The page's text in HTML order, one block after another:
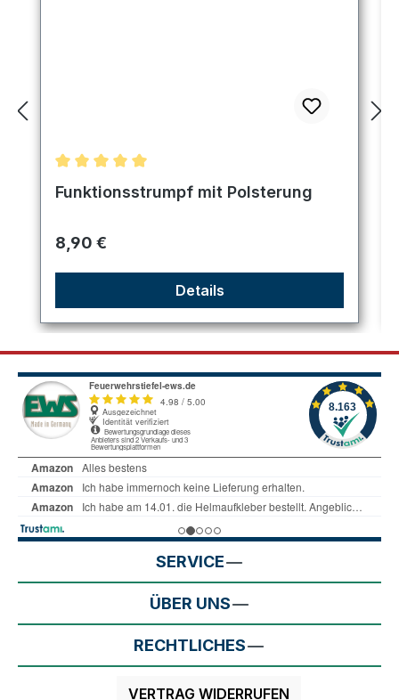
Durchschnittliche Bewertung von 5 von 5 Sternen
Funktionsstrumpf mit Polsterung
Regulärer Preis:
8,90 €
Details
SERVICE
ÜBER UNS
RECHTLICHES
VERTRAG WIDERRUFEN